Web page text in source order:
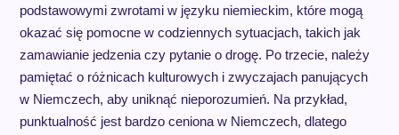
podstawowymi zwrotami w języku niemieckim, które mogą
okazać się pomocne w codziennych sytuacjach, takich jak
zamawianie jedzenia czy pytanie o drogę. Po trzecie, należy
pamiętać o różnicach kulturowych i zwyczajach panujących
w Niemczech, aby uniknąć nieporozumień. Na przykład,
punktualność jest bardzo ceniona w Niemczech, dlatego